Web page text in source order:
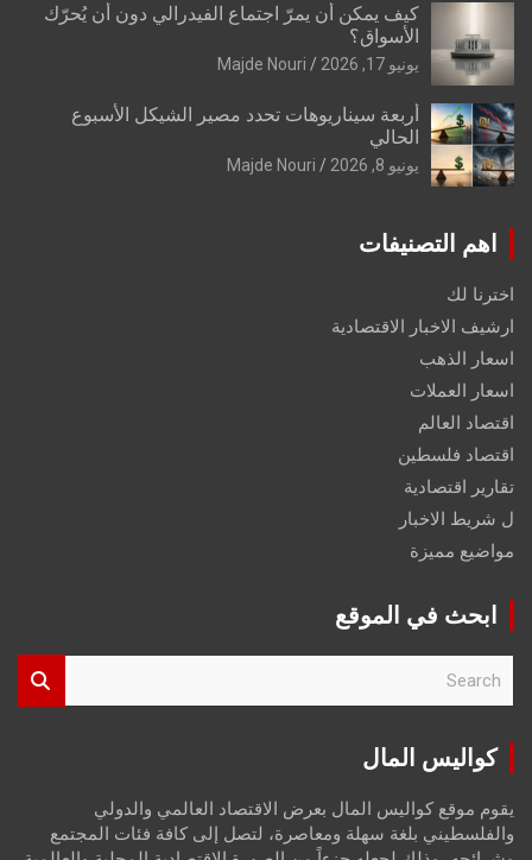
كيف يمكن أن يمرّ اجتماع الفيدرالي دون أن يُحرّك
الأسواق؟
يونيو 17, 2026 Majde Nouri
أربعة سيناريوهات تحدد مصير الشيكل الأسبوع
الحالي
يونيو 8, 2026 Majde Nouri
اهم التصنيفات
اخترنا لك
ارشيف الاخبار الاقتصادية
اسعار الذهب
اسعار العملات
اقتصاد العالم
اقتصاد فلسطين
تقارير اقتصادية
ل شريط الاخبار
مواضيع مميزة
ابحث في الموقع
r
كواليس المال
يقوم موقع كواليس المال بعرض الاقتصاد العالمي والدولي
والفلسطيني بلغة سهلة ومعاصرة، لتصل إلى كافة فئات المجتمع